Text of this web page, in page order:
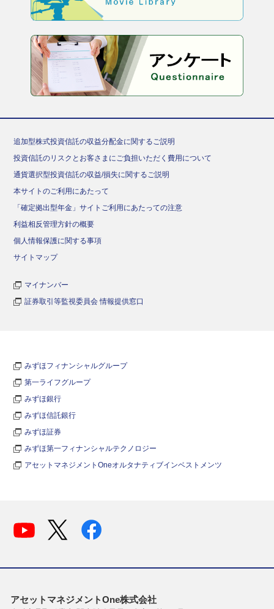
追加型株式投資信託の収益分配金に関するご説明
投資信託のリスクとお客さまにご負担いただく費用について
通貨選択型投資信託の収益/損失に関するご説明
本サイトのご利用にあたって
「確定拠出型年金」サイトご利用にあたっての注意
利益相反管理方針の概要
個人情報保護に関する事項
サイトマップ
マイナンバー
証券取引等監視委員会 情報提供窓口
みずほフィナンシャルグループ
第一ライフグループ
みずほ銀行
みずほ信託銀行
みずほ証券
みずほ第一フィナンシャルテクノロジー
アセットマネジメントOneオルタナティブインベストメンツ
アセットマネジメントOne株式会社